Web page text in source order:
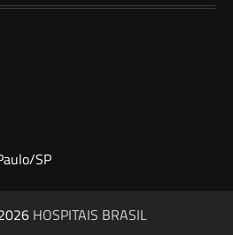
SP
HOSPITAIS BRASIL